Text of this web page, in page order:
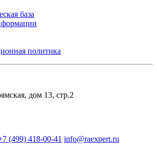
база
политика
дом 13, стр.2
(499) 418-00-41 info@raexpert.ru